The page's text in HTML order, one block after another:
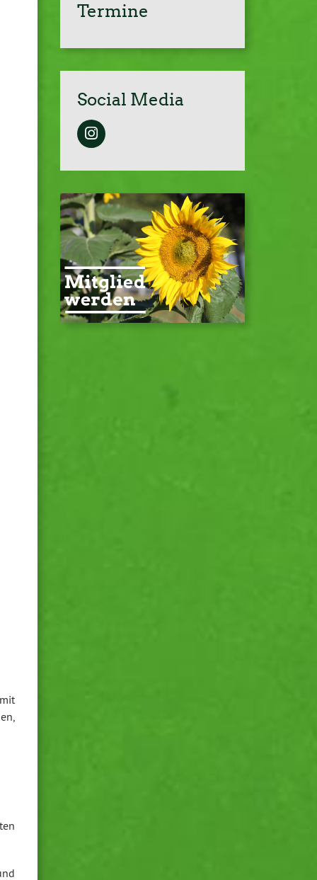
Termine
Social Media